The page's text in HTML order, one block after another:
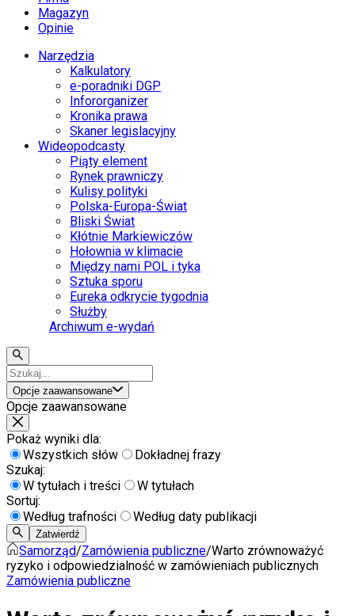
Magazyn
Opinie
Narzędzia
Kalkulatory
e-poradniki DGP
Infororganizer
Kronika prawa
Skaner legislacyjny
Wideopodcasty
Piąty element
Rynek prawniczy
Kulisy polityki
Polska-Europa-Świat
Bliski Świat
Kłótnie Markiewiczów
Hołownia w klimacie
Między nami POL i tyka
Sztuka sporu
Eureka odkrycie tygodnia
Służby
Archiwum e-wydań
Opcje zaawansowane
Opcje zaawansowane
Pokaż wyniki dla:
Wszystkich słów
Dokładnej frazy
Szukaj:
W tytułach i treści
W tytułach
Sortuj:
Według trafności
Według daty publikacji
Zatwierdź
Samorząd/Zamówienia publiczne/Warto zrównoważyć
ryzyko i odpowiedzialność w zamówieniach publicznych
Zamówienia publiczne